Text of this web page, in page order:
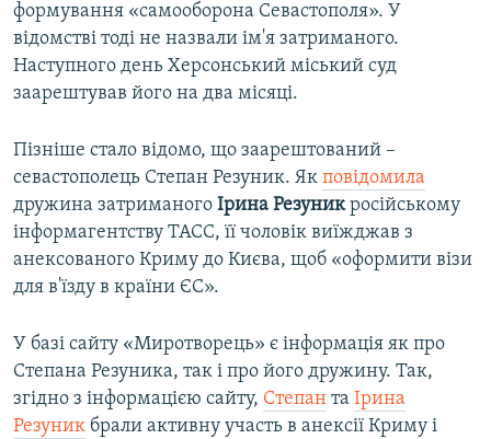
формування «самооборона Севастополя». У
відомстві тоді не назвали ім'я затриманого.
Наступного день Херсонський міський суд
заарештував його на два місяці.
Пізніше стало відомо, що заарештований –
севастополець Степан Резуник. Як повідомила
дружина затриманого Ірина Резуникросійському
інформагентству ТАСС, її чоловік виїжджав з
анексованого Криму до Києва, щоб «оформити візи
для в'їзду в країни ЄС».
У базі сайту «Миротворець» є інформація як про
Степана Резуника, так і про його дружину. Так,
згідно з інформацією сайту, Степан та Ірина
Резуник брали активну участь в анексії Криму і